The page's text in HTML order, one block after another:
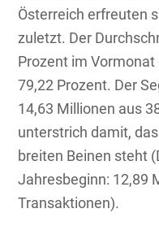
Österreich erfreuten
zuletzt. Der
Prozent im
79,22 Prozent. Der
14,63 Millionen aus
unterstrich damit,
breiten Beinen steht
Jahresbeginn: 12,89
Transaktionen).